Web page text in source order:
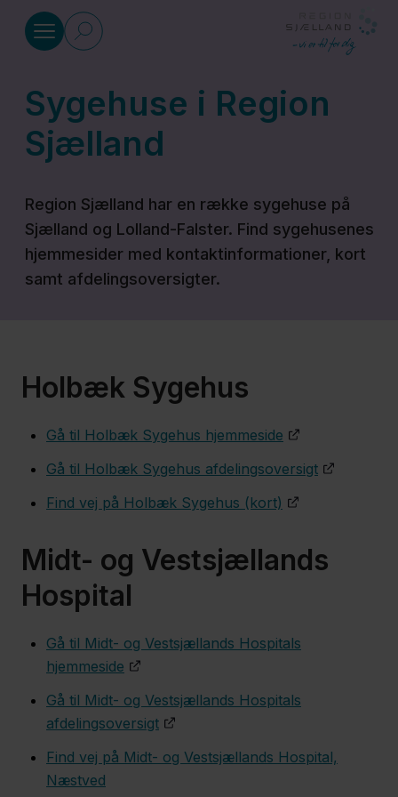
Sundhed
Alt hvad
du skal
vide om
Befordring
Bloddonor
Blodprøver,
røntgen og
skanning
Det Nære
Sundhedsvæsen
Digitale
løsninger
Sygehuse i Region
Sjælland
Region Sjælland har en række sygehuse på
Sjælland og Lolland-Falster. Find sygehusenes
hjemmesider med kontaktinformationer, kort
samt afdelingsoversigter.
Holbæk Sygehus
Gå til Holbæk Sygehus hjemmeside
Gå til Holbæk Sygehus afdelingsoversigt
Find vej på Holbæk Sygehus (kort)
Midt- og Vestsjællands
Hospital
Gå til Midt- og Vestsjællands Hospitals
hjemmeside
Gå til Midt- og Vestsjællands Hospitals
afdelingsoversigt
Find vej på Midt- og Vestsjællands Hospital,
Næstved